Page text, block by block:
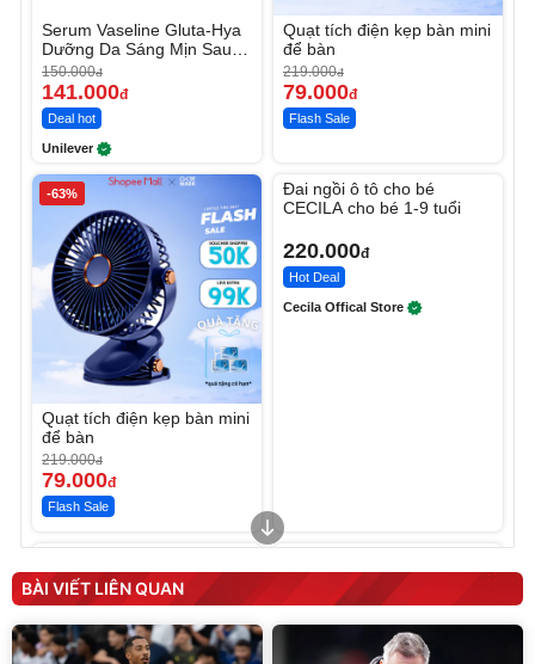
Serum Vaseline Gluta-Hya
Dưỡng Da Sáng Mịn Sau 7
Ngày
150.000đ
141.000đ
Deal hot
Unilever
Quạt tích điện kẹp bàn mini
để bàn
219.000đ
79.000đ
Flash Sale
-63%
Quạt tích điện kẹp bàn mini
để bàn
219.000đ
79.000đ
Flash Sale
Đai ngồi ô tô cho bé
CECILA cho bé 1-9 tuổi
220.000đ
Hot Deal
Cecila Offical Store
tức thì Vaseline Body
190.000đ
138.330đ
Discount
D2-001 - Thông Minh
3.000.000
2.200.000đ
BÀI VIẾT LIÊN QUAN